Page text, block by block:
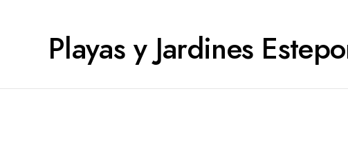
Playas y Jardines